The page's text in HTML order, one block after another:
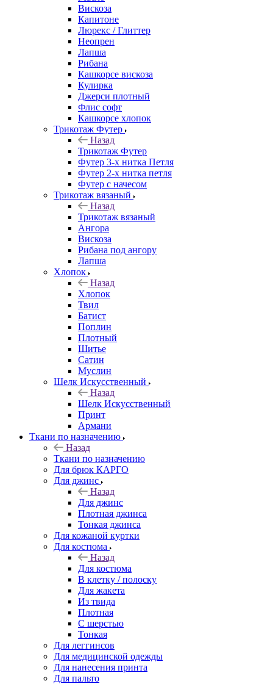
Вискоза
Капитоне
Люрекс / Глиттер
Неопрен
Лапша
Рибана
Кашкорсе вискоза
Кулирка
Джерси плотный
Флис софт
Кашкорсе хлопок
Трикотаж Футер
Назад
Трикотаж Футер
Футер 3-х нитка Петля
Футер 2-х нитка петля
Футер с начесом
Трикотаж вязаный
Назад
Трикотаж вязаный
Ангора
Вискоза
Рибана под ангору
Лапша
Хлопок
Назад
Хлопок
Твил
Батист
Поплин
Плотный
Шитье
Сатин
Муслин
Шелк Искусственный
Назад
Шелк Искусственный
Принт
Армани
Ткани по назначению
Назад
Ткани по назначению
Для брюк КАРГО
Для джинс
Назад
Для джинс
Плотная джинса
Тонкая джинса
Для кожаной куртки
Для костюма
Назад
Для костюма
В клетку / полоску
Для жакета
Из твида
Плотная
С шерстью
Тонкая
Для леггинсов
Для медицинской одежды
Для нанесения принта
Для пальто